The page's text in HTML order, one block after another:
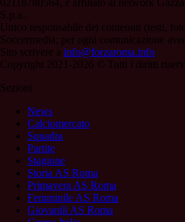
02118780564, è affiliato al network
S.p.a..
Unico responsabile dei contenuti (testi,
Soccermedia; per ogni comunicazione
Sito scrivere a info@forzaroma.info
Copyright 2021-2026 © Tutti i diritti
Sezioni
News
Calciomercato
Squadra
Partite
Stagione
Storia AS Roma
Primavera AS Roma
Femminile AS Roma
Giovanili AS Roma